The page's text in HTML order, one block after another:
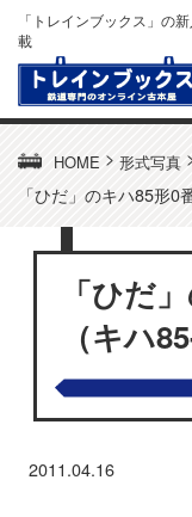
「トレインブックス」の
載
HOME > 形式写真
「ひだ」のキハ85形0
「ひだ
（キハ
2011.04.16